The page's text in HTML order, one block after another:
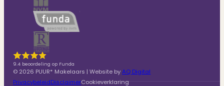
9.4 beoordeling op Funda
© 2026 PUUR* Makelaars | Website byAQ Digital
PrivacybeleidDisclaimerCookieverklaring